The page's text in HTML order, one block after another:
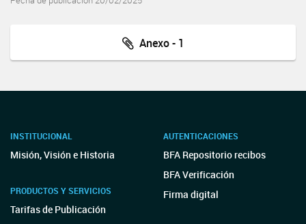
Anexo - 1
INSTITUCIONAL
Misión, Visión e Historia
PRODUCTOS Y SERVICIOS
Tarifas de Publicación
AUTENTICACIONES
BFA Repositorio recibos
BFA Verificación
Firma digital